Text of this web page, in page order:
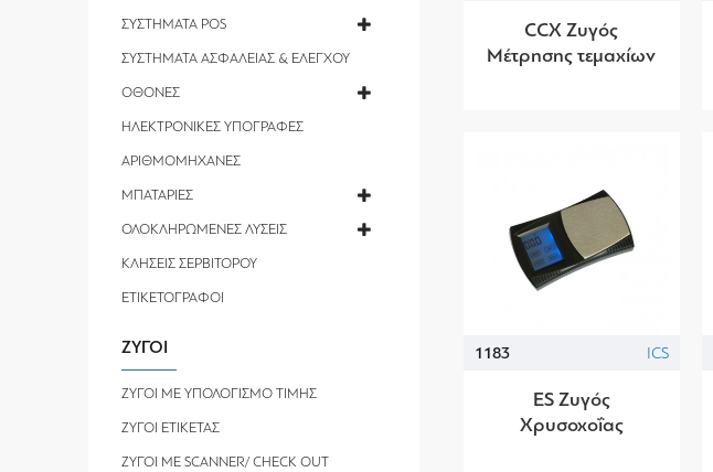
ΣΥΣΤΗΜΑΤΑ POS
ΣΥΣΤΗΜΑΤΑ ΑΣΦΑΛΕΙΑΣ & ΕΛΕΓΧΟΥ
ΟΘΟΝΕΣ
ΗΛΕΚΤΡΟΝΙΚΕΣ ΥΠΟΓΡΑΦΕΣ
ΑΡΙΘΜΟΜΗΧΑΝΕΣ
ΜΠΑΤΑΡΙΕΣ
ΟΛΟΚΛΗΡΩΜΕΝΕΣ ΛΥΣΕΙΣ
ΚΛΗΣΕΙΣ ΣΕΡΒΙΤΟΡΟΥ
ΕΤΙΚΕΤΟΓΡΑΦΟΙ
ΖΥΓΟΙ
ΖΥΓΟΙ ΜΕ ΥΠΟΛΟΓΙΣΜΟ ΤΙΜΗΣ
ΖΥΓΟΙ ΕΤΙΚΕΤΑΣ
ΖΥΓΟΙ ΜΕ SCANNER/ CHECK OUT
CCX Ζυγός
Μέτρησης τεμαχίων
1183 ICS
ES Ζυγός
Χρυσοχοΐας